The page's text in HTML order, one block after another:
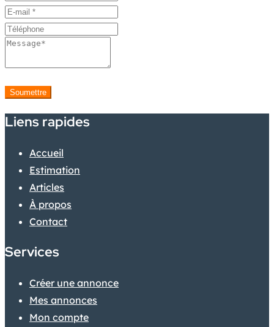
Soumettre
Liens rapides
Accueil
Estimation
Articles
À propos
Contact
Services
Créer une annonce
Mes annonces
Mon compte